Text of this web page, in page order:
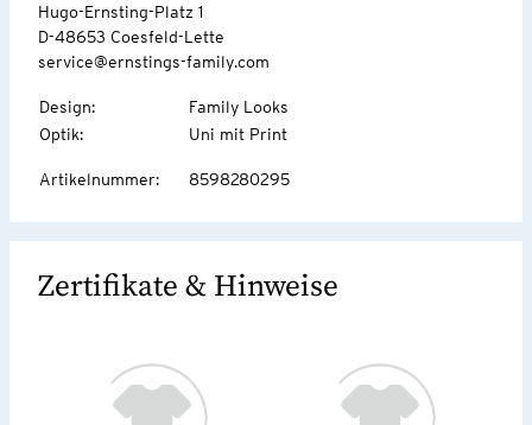
Hugo-Ernsting-Platz 1
D-48653 Coesfeld-Lette
service@ernstings-family.com
Design:
Family Looks
Optik: Uni mit Print
Artikelnummer: 8598280295
Zertifikate & Hinweise